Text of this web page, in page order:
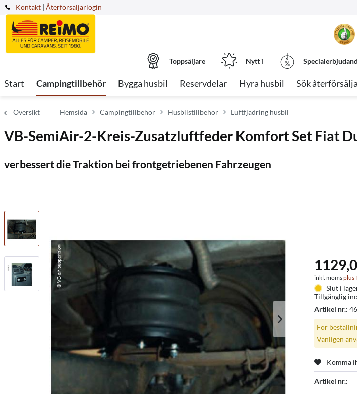
Kontakt | Återförsäljarlogin
Toppsäljare Nytt i
Start Campingtillbehör Bygga husbil Reservdelar Hyra husbil Sök
Översikt Hemsida Campingtillbehör Husbilstillbehör Luftfjädring husbil
VB-SemiAir-2-Kreis-Zusatzluftfeder Komfort Set Fiat
verbessert die Traktion bei frontgetriebenen Fahrzeugen
inkl. momsplus
Slut i
Tillgänglig
Artikel nr.:
För
Vänligen
Komma
Artikel nr.: